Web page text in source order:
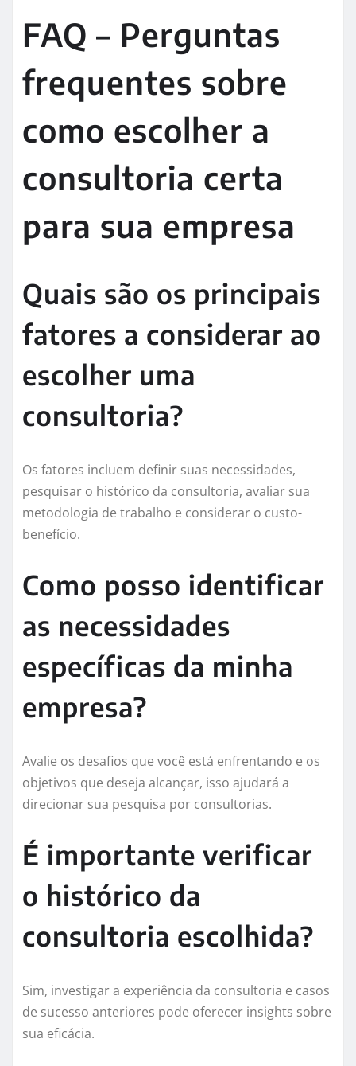
FAQ – Perguntas
frequentes sobre
como escolher a
consultoria certa
para sua empresa
Quais são os principais
fatores a considerar ao
escolher uma
consultoria?
Os fatores incluem definir suas necessidades,
pesquisar o histórico da consultoria, avaliar sua
metodologia de trabalho e considerar o custo-
benefício.
Como posso identificar
as necessidades
específicas da minha
empresa?
Avalie os desafios que você está enfrentando e os
objetivos que deseja alcançar, isso ajudará a
direcionar sua pesquisa por consultorias.
É importante verificar
o histórico da
consultoria escolhida?
Sim, investigar a experiência da consultoria e casos
de sucesso anteriores pode oferecer insights sobre
sua eficácia.